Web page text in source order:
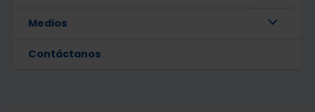
Medios
Contáctanos